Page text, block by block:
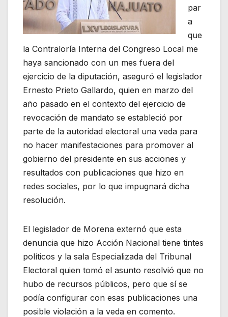
par
a
que
la Contraloría Interna del Congreso Local me
haya sancionado con un mes fuera del
ejercicio de la diputación, aseguró el legislador
Ernesto Prieto Gallardo, quien en marzo del
año pasado en el contexto del ejercicio de
revocación de mandato se estableció por
parte de la autoridad electoral una veda para
no hacer manifestaciones para promover al
gobierno del presidente en sus acciones y
resultados con publicaciones que hizo en
redes sociales, por lo que impugnará dicha
resolución.
El legislador de Morena externó que esta
denuncia que hizo Acción Nacional tiene tintes
políticos y la sala Especializada del Tribunal
Electoral quien tomó el asunto resolvió que no
hubo de recursos públicos, pero que sí se
podía configurar con esas publicaciones una
posible violación a la veda en comento.